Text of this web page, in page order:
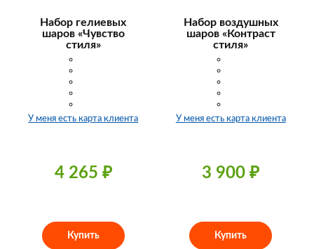
Набор гелиевых
шаров «Чувство
стиля»
У меня есть карта клиента
4 265 ₽
Купить
Набор воздушных
шаров «Контраст
стиля»
У меня есть карта клиента
3 900₽
Купить